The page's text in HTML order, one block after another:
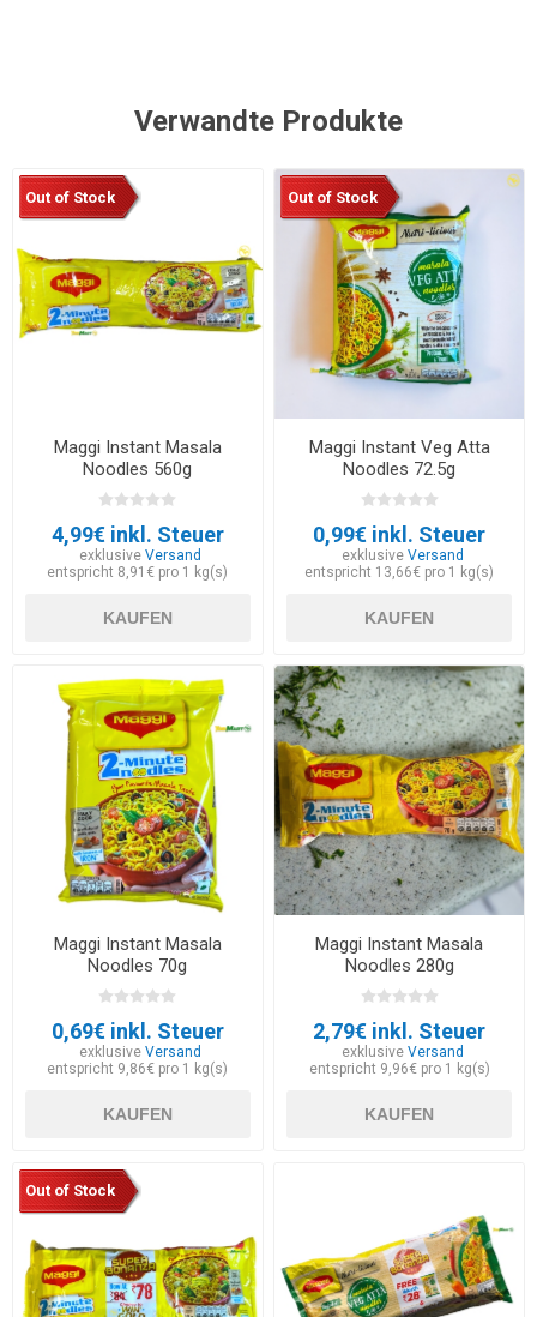
Verwandte Produkte
Out of Stock
Maggi Instant Masala
Noodles 560g
4,99€ inkl. Steuer
exklusiveVersand
entspricht 8,91€ pro 1 kg(s)
KAUFEN
Out of Stock
Maggi Instant Veg Atta
Noodles 72.5g
0,99€ inkl. Steuer
exklusive Versand
entspricht 13,66€ pro 1 kg(s)
KAUFEN
Maggi Instant Masala
Noodles 70g
0,69€ inkl. Steuer
exklusiveVersand
entspricht 9,86€ pro 1 kg(s)
KAUFEN
Maggi Instant Masala
Noodles 280g
2,79€ inkl. Steuer
exklusive Versand
entspricht 9,96€ pro 1 kg(s)
KAUFEN
Out of Stock